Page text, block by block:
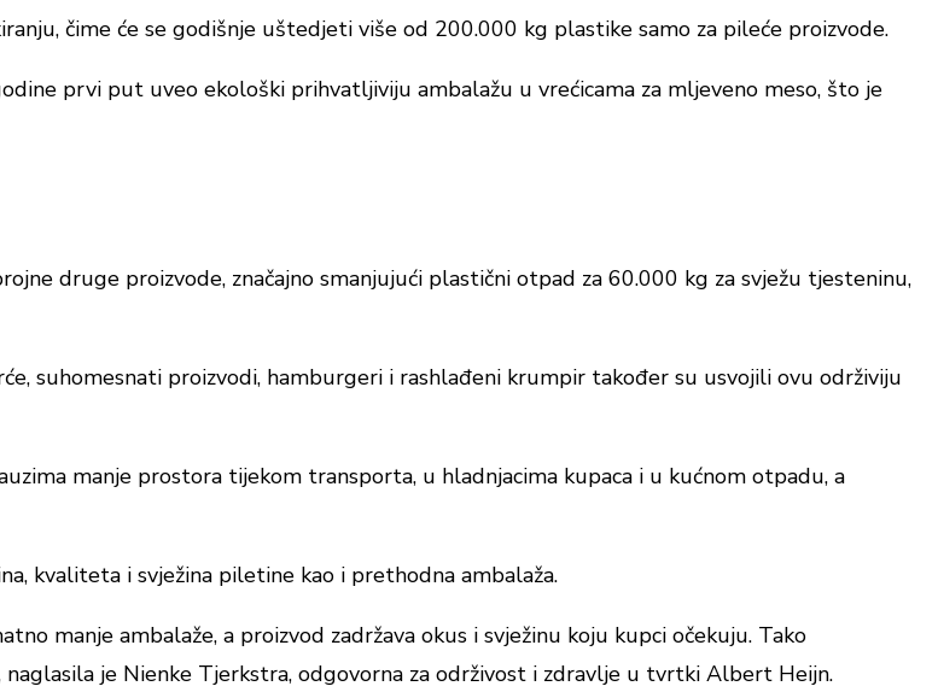
čime će se godišnje uštedjeti više od 200.000 kg plastike samo za pileće proizvode.
prvi put uveo ekološki prihvatljiviju ambalažu u vrećicama za mljeveno meso, što je
druge proizvode, značajno smanjujući plastični otpad za 60.000 kg za svježu tjesteninu,
suhomesnati proizvodi, hamburgeri i rashlađeni krumpir također su usvojili ovu održiviju
manje prostora tijekom transporta, u hladnjacima kupaca i u kućnom otpadu, a
kvaliteta i svježina piletine kao i prethodna ambalaža.
manje ambalaže, a proizvod zadržava okus i svježinu koju kupci očekuju. Tako
je Nienke Tjerkstra, odgovorna za održivost i zdravlje u tvrtki Albert Heijn.